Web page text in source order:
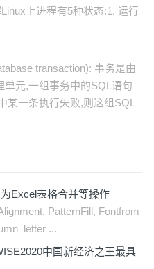
上进程有5种状态:1. 运行
transaction): 事务是由
元,一组事务中的SQL语句
某一条执行失败,则这组SQL
Excel表格合并等操作
PatternFill, Fontfrom
...
中国新经济之王最具